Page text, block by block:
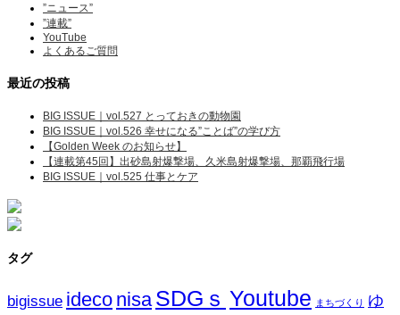
”ニュース”
”連載”
YouTube
よくあるご質問
最近の投稿
BIG ISSUE｜vol.527 とっておきの動物園
BIG ISSUE｜vol.526 幸せになる”ことば”の学び方
【Golden Week のお知らせ】
【連載第45回】出砂島射爆撃場、久米島射爆撃場、那覇飛行場
BIG ISSUE｜vol.525 仕事とケア
タグ
bigissue ideco nisa SDGｓ Youtube まちづくり ゆ